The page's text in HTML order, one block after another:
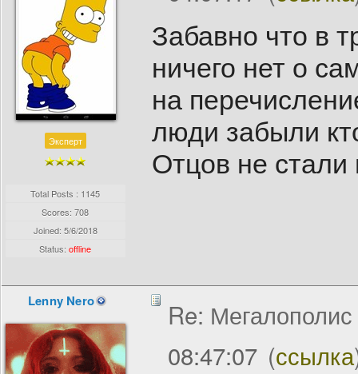
Эксперт
Total Posts : 1145
Scores: 708
Joined: 5/6/2018
Status:offline
Забавно что в
ничего нет о
на
люди забыли
Отцов не стали
Lenny Nero
Re:
08:47:07 (ссылка